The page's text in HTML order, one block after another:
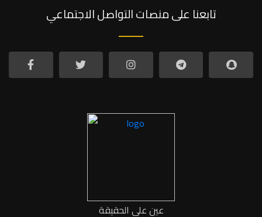
تابعنا على منصات التواصل الاجتماعي
عين على الحقيقة